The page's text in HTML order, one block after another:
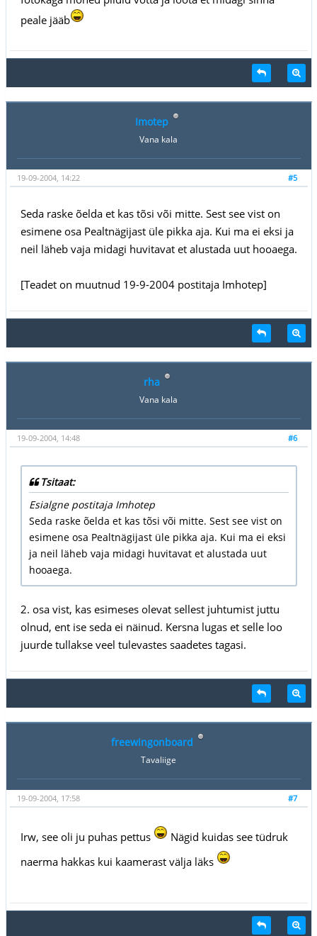
peale jääb
Imotep
Vana kala
#5
19-09-2004, 14:22
Seda raske õelda et kas tõsi või mitte. Sest see vist on
esimene osa Pealtnägijast üle pikka aja. Kui ma ei eksi ja
neil läheb vaja midagi huvitavat et alustada uut hooaega.
[Teadet on muutnud 19-9-2004 postitaja Imhotep]
rha
Vana kala
#6
19-09-2004, 14:48
Tsitaat:
Esialgne postitaja Imhotep
Seda raske õelda et kas tõsi või mitte. Sest see vist on
esimene osa Pealtnägijast üle pikka aja. Kui ma ei eksi
ja neil läheb vaja midagi huvitavat et alustada uut
hooaega.
2. osa vist, kas esimeses olevat sellest juhtumist juttu
olnud, ent ise seda ei näinud. Kersna lugas et selle loo
juurde tullakse veel tulevastes saadetes tagasi.
freewingonboard
Tavaliige
#7
19-09-2004, 17:58
Irw, see oli ju puhas pettus
Nägid kuidas see tüdruk
naerma hakkas kui kaamerast välja läks